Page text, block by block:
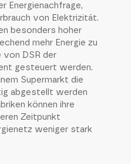
Energienachfrage,
von Elektrizität.
besonders hoher
mehr Energie zu
von DSR der
gesteuert werden.
Supermarkt die
abgestellt werden
können ihre
Zeitpunkt
weniger stark